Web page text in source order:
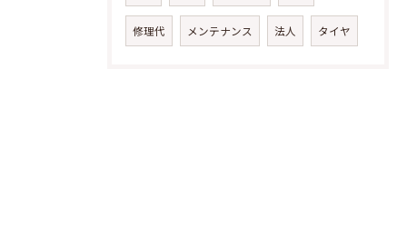
修理代 メンテナンス 法人 タイヤ